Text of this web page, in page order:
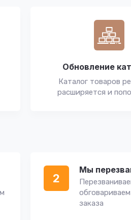
Обновление
Каталог товаров
расширяется и
2
Мы
заказа